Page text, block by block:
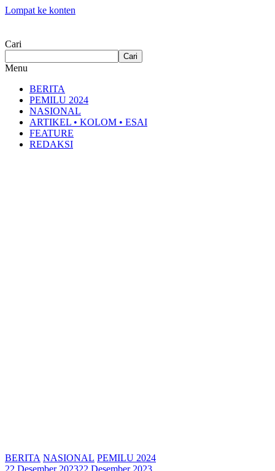
Lompat ke konten
Cari
Cari
Menu
BERITA
PEMILU 2024
NASIONAL
ARTIKEL • KOLOM • ESAI
FEATURE
REDAKSI
BERITA NASIONAL PEMILU 2024
22 Desember 202322 Desember 2023